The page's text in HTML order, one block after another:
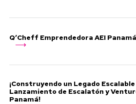
Q’Cheff Emprendedora AEI Panamá
¡Construyendo un Legado
Lanzamiento de Escalatón y
Panamá!